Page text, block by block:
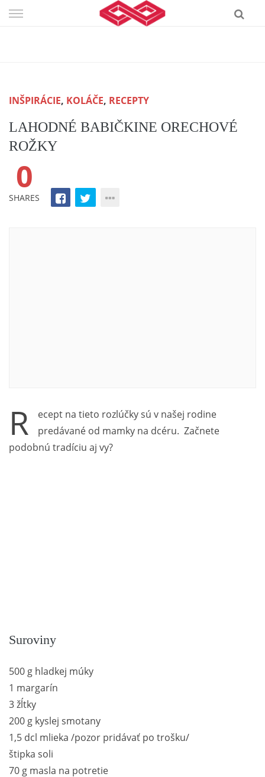
Skip
INŠPIRÁCIE, KOLÁČE, RECEPTY
LAHODNÉ BABIČKINE ORECHOVÉ
ROŽKY
0
SHARES
R
ecept na tieto rozlúčky sú v našej rodine
predávané od mamky na dcéru. Začnete
podobnú tradíciu aj vy?
Suroviny
500 g hladkej múky
1 margarín
3 žĺtky
200 g kyslej smotany
1,5 dcl mlieka /pozor pridávať po trošku/
štipka soli
70 g masla na potretie